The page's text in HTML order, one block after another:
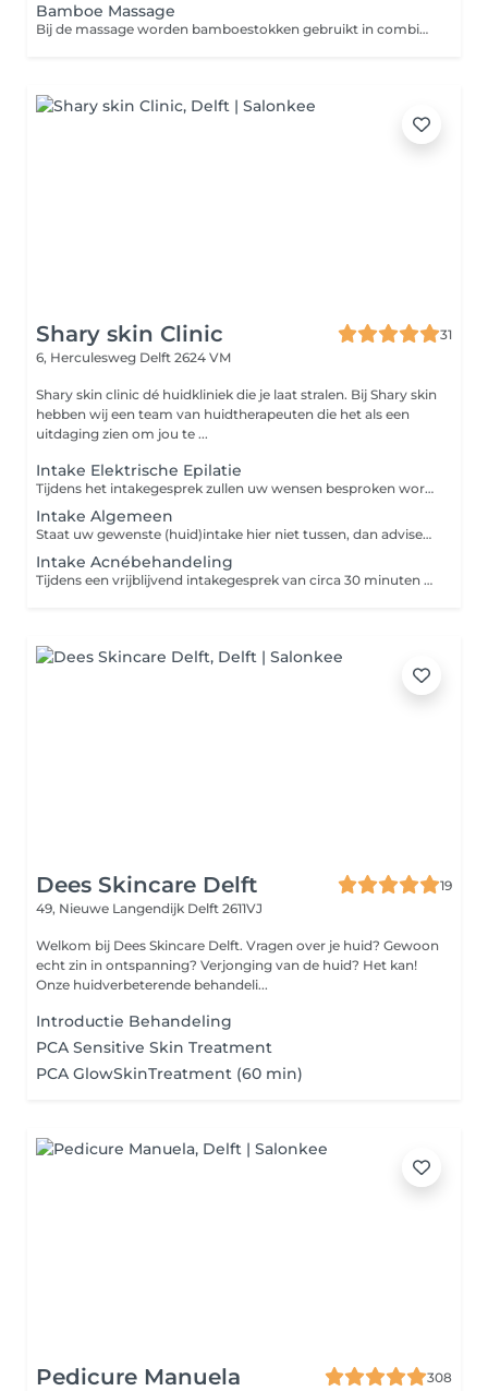
Bamboe Massage
Bij de massage worden bamboestokken gebruikt in combinatie met handen en een speciale massage olie. Deze massage olie bevat een viscositeit die zeer prettig samenwerkt in combinatie met de bamboestokken. De bamboestokken werken als verlengstuk van de ellebogen, voorarmen en handen en helpen bij het overbrengen van energie en stimuleren het zelfhelende proces in het lichaam.
Shary skin Clinic
31
6, Herculesweg Delft 2624 VM
Shary skin clinic dé huidkliniek die je laat stralen. Bij Shary skin
hebben wij een team van huidtherapeuten die het als een
uitdaging zien om jou te ...
Intake Elektrische Epilatie
Tijdens het intakegesprek zullen uw wensen besproken worden en wordt er vervolgens een behandelplan opgesteld.
Intake Algemeen
Staat uw gewenste (huid)intake hier niet tussen, dan adviseren wij om een "intake algemeen" te boeken. Onze huidtherapeuten zullen u hiermee tijdens het intakegesprek assisteren.
Intake Acnébehandeling
Tijdens een vrijblijvend intakegesprek van circa 30 minuten bekijkt de huidtherapeut je huid en worden je wensen en de mogelijkheden besproken.
Dees Skincare Delft
19
49, Nieuwe Langendijk Delft 2611VJ
Welkom bij Dees Skincare Delft. Vragen over je huid? Gewoon
echt zin in ontspanning? Verjonging van de huid? Het kan!
Onze huidverbeterende behandeli...
Introductie Behandeling
PCA Sensitive Skin Treatment
PCA GlowSkinTreatment (60 min)
Pedicure Manuela
308